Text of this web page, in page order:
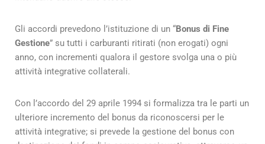
Gli accordi prevedono l’istituzione di un “Bonus di Fine
Gestione” su tutti i carburanti ritirati (non erogati) ogni
anno, con incrementi qualora il gestore svolga una o più
attività integrative collaterali.
Con l’accordo del 29 aprile 1994 si formalizza tra le parti un
ulteriore incremento del bonus da riconoscersi per le
attività integrative; si prevede la gestione del bonus con